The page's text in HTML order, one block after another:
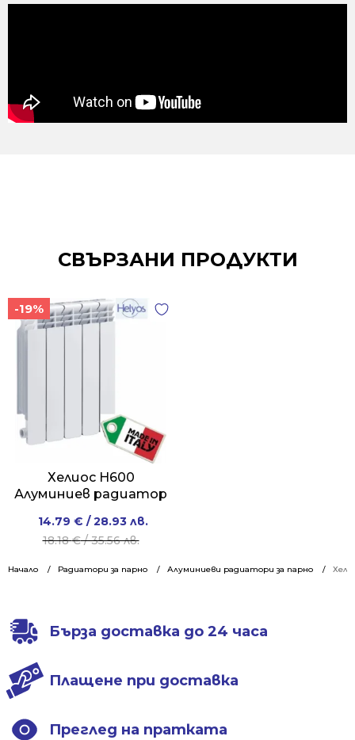
Начало Радиатори за парно Алуминиеви радиатори за парно
СВЪРЗАНИ ПРОДУКТИ
-19%
Хелиос H600
Алуминиев радиатор
18.18€/ 35.56 лв.
Original
price
18.18 €
14.79 € / 28.93 лв.
Current
price
14.79 €
Бърза доставка до 24 часа
Плащене при доставка
Преглед на пратката